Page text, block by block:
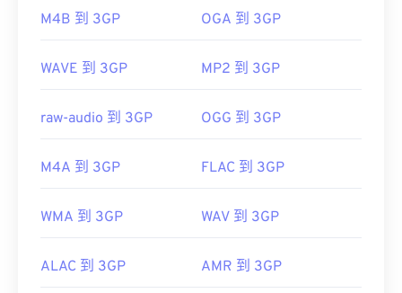
https://en.wikipedia.org/wiki/
由以下機構開發：
第三代合作夥伴計畫 (3GPP)
https://en.wikipedia.org/wiki/3GP_and_3G2
M4B 到 3GP OGA 到 3GP
WAVE 到 3GP MP2 到 3GP
raw-audio 到 3GP OGG 到 3GP
M4A 到 3GP FLAC 到 3GP
WMA 到 3GP WAV 到 3GP
ALAC 到 3GP AMR 到 3GP